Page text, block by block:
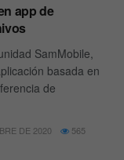
app de
SamMobile,
basada en
de
DE 2020 565